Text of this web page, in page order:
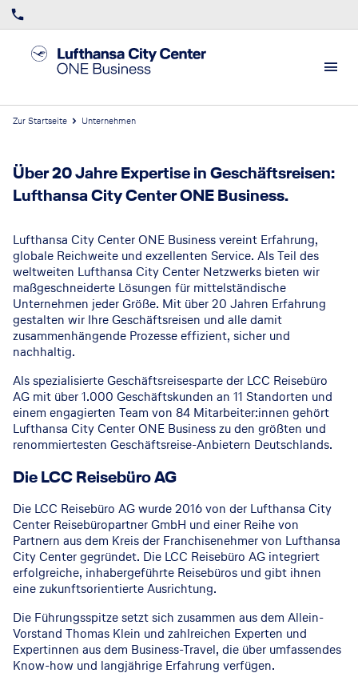
Zur Startseite Unternehmen
Über 20 Jahre Expertise in Geschäftsreisen:
Lufthansa City Center ONE Business.
Lufthansa City Center ONE Business vereint Erfahrung,
globale Reichweite und exzellenten Service. Als Teil des
weltweiten Lufthansa City Center Netzwerks bieten wir
maßgeschneiderte Lösungen für mittelständische
Unternehmen jeder Größe. Mit über 20 Jahren Erfahrung
gestalten wir Ihre Geschäftsreisen und alle damit
zusammenhängende Prozesse effizient, sicher und
nachhaltig.
Als spezialisierte Geschäftsreisesparte der LCC Reisebüro
AG mit über 1.000 Geschäftskunden an 11 Standorten und
einem engagierten Team von 84 Mitarbeiter:innen gehört
Lufthansa City Center ONE Business zu den größten und
renommiertesten Geschäftsreise-Anbietern Deutschlands.
Die LCC Reisebüro AG
Die LCC Reisebüro AG wurde 2016 von der Lufthansa City
Center Reisebüropartner GmbH und einer Reihe von
Partnern aus dem Kreis der Franchisenehmer von Lufthansa
City Center gegründet. Die LCC Reisebüro AG integriert
erfolgreiche, inhabergeführte Reisebüros und gibt ihnen
eine zukunftsorientierte Ausrichtung.
Die Führungsspitze setzt sich zusammen aus dem Allein-
Vorstand Thomas Klein und zahlreichen Experten und
Expertinnen aus dem Business-Travel, die über umfassendes
Know-how und langjährige Erfahrung verfügen.